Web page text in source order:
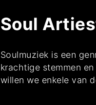
Soul
Soulmuziek is een
krachtige stemmen
willen we enkele van